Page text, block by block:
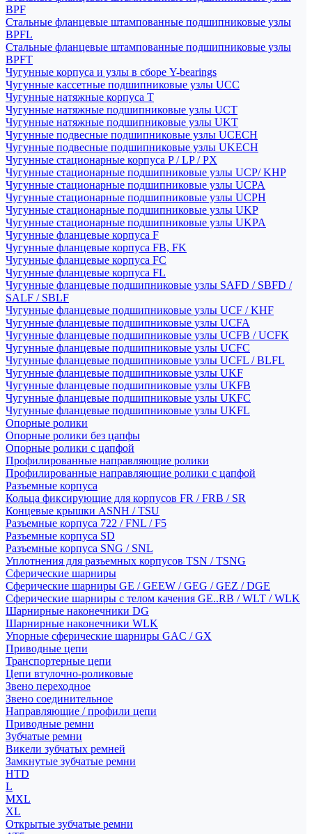
BPF
Стальные фланцевые штампованные подшипниковые узлы
BPFL
Стальные фланцевые штампованные подшипниковые узлы
BPFT
Чугунные корпуса и узлы в сборе Y-bearings
Чугунные кассетные подшипниковые узлы UCC
Чугунные натяжные корпуса T
Чугунные натяжные подшипниковые узлы UCT
Чугунные натяжные подшипниковые узлы UKT
Чугунные подвесные подшипниковые узлы UCECH
Чугунные подвесные подшипниковые узлы UKECH
Чугунные стационарные корпуса P / LP / PX
Чугунные стационарные подшипниковые узлы UCP/ KHP
Чугунные стационарные подшипниковые узлы UCPA
Чугунные стационарные подшипниковые узлы UCPH
Чугунные стационарные подшипниковые узлы UKP
Чугунные стационарные подшипниковые узлы UKPA
Чугунные фланцевые корпуса F
Чугунные фланцевые корпуса FB, FK
Чугунные фланцевые корпуса FC
Чугунные фланцевые корпуса FL
Чугунные фланцевые подшипниковые узлы SAFD / SBFD /
SALF / SBLF
Чугунные фланцевые подшипниковые узлы UCF / KHF
Чугунные фланцевые подшипниковые узлы UCFA
Чугунные фланцевые подшипниковые узлы UCFB / UCFK
Чугунные фланцевые подшипниковые узлы UCFC
Чугунные фланцевые подшипниковые узлы UCFL / BLFL
Чугунные фланцевые подшипниковые узлы UKF
Чугунные фланцевые подшипниковые узлы UKFB
Чугунные фланцевые подшипниковые узлы UKFC
Чугунные фланцевые подшипниковые узлы UKFL
Опорные ролики
Опорные ролики без цапфы
Опорные ролики с цапфой
Профилированные направляющие ролики
Профилированные направляющие ролики с цапфой
Разъемные корпуса
Кольца фиксирующие для корпусов FR / FRB / SR
Концевые крышки ASNH / TSU
Разъемные корпуса 722 / FNL / F5
Разъемные корпуса SD
Разъемные корпуса SNG / SNL
Уплотнения для разъемных корпусов TSN / TSNG
Сферические шарниры
Сферические шарниры GE / GEEW / GEG / GEZ / DGE
Сферические шарниры с телом качения GE..RB / WLT / WLK
Шарнирные наконечники DG
Шарнирные наконечники WLK
Упорные сферические шарниры GAC / GX
Приводные цепи
Транспортерные цепи
Цепи втулочно-роликовые
Звено переходное
Звено соединительное
Направляющие / профили цепи
Приводные ремни
Зубчатые ремни
Викели зубчатых ремней
Замкнутые зубчатые ремни
HTD
L
MXL
XL
Открытые зубчатые ремни